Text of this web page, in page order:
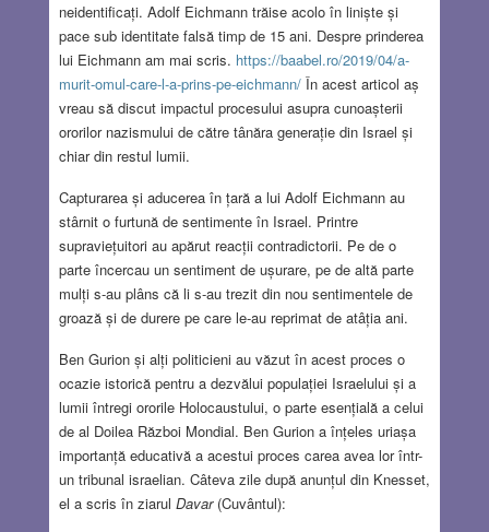
neidentificați. Adolf Eichmann trăise acolo în liniște și
pace sub identitate falsă timp de 15 ani. Despre prinderea
lui Eichmann am mai scris. https://baabel.ro/2019/04/a-
murit-omul-care-l-a-prins-pe-eichmann/În acest articol aș
vreau să discut impactul procesului asupra cunoașterii
ororilor nazismului de către tânăra generație din Israel și
chiar din restul lumii.
Capturarea și aducerea în țară a lui Adolf Eichmann au
stârnit o furtună de sentimente în Israel. Printre
supraviețuitori au apărut reacții contradictorii. Pe de o
parte încercau un sentiment de ușurare, pe de altă parte
mulți s-au plâns că li s-au trezit din nou sentimentele de
groază și de durere pe care le-au reprimat de atâția ani.
Ben Gurion și alți politicieni au văzut în acest proces o
ocazie istorică pentru a dezvălui populației Israelului și a
lumii întregi ororile Holocaustului, o parte esențială a celui
de al Doilea Război Mondial. Ben Gurion a înțeles uriașa
importanță educativă a acestui proces carea avea lor într-
un tribunal israelian. Câteva zile după anunțul din Knesset,
el a scris în ziarul Davar(Cuvântul):